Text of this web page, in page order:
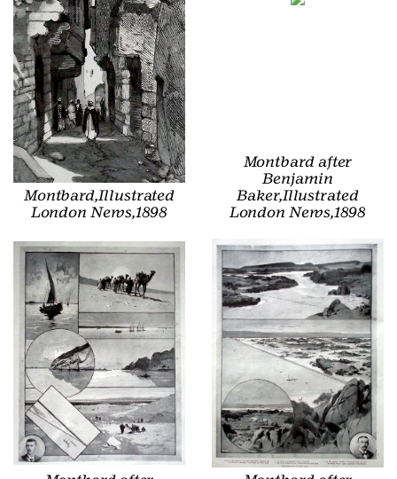
Montbard,Illustrated
London News,1898
Montbard after
Benjamin
Baker,Illustrated
London News,1898